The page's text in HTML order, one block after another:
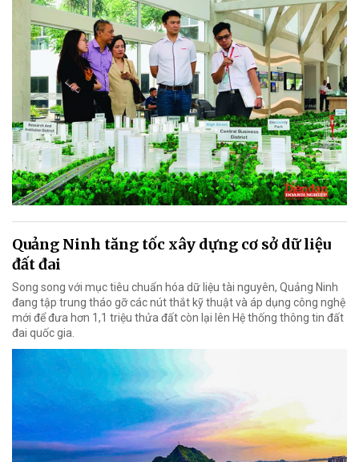
Quảng Ninh tăng tốc xây dựng cơ sở dữ liệu
đất đai
Song song với mục tiêu chuẩn hóa dữ liệu tài nguyên, Quảng Ninh
đang tập trung tháo gỡ các nút thắt kỹ thuật và áp dụng công nghệ
mới để đưa hơn 1,1 triệu thửa đất còn lại lên Hệ thống thông tin đất
đai quốc gia.